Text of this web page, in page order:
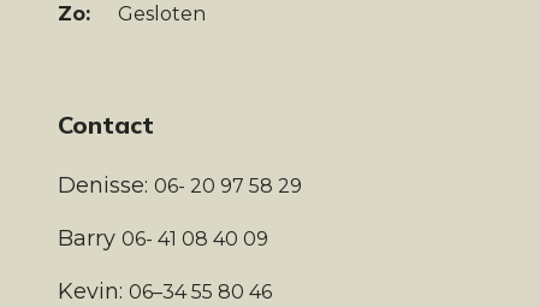
Zo:
Gesloten
Contact
Denisse: 06- 20 97 58 29
Barry 06- 41 08 40 09
Kevin: 06–34 55 80 46